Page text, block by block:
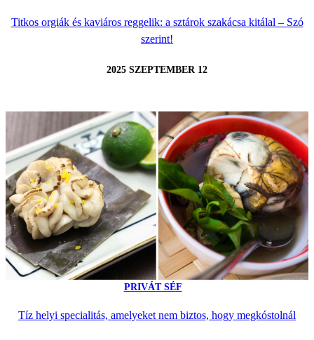
Titkos orgiák és kaviáros reggelik: a sztárok szakácsa kitálal – Szó
szerint!
2025 SZEPTEMBER 12
PRIVÁT SÉF
Tíz helyi specialitás, amelyeket nem biztos, hogy megkóstolnál